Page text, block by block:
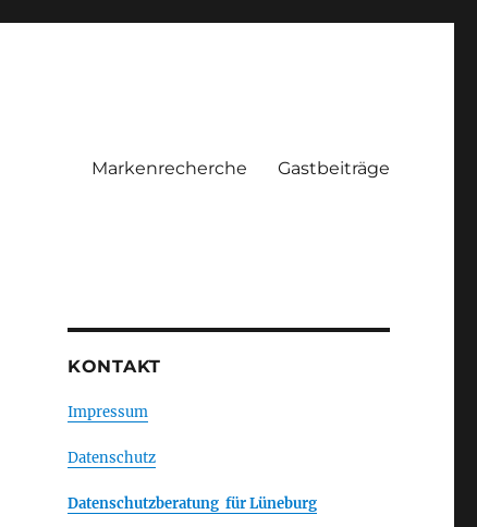
Markenrecherche Gastbeiträge
KONTAKT
Impressum
Datenschutz
Datenschutzberatung für Lüneburg